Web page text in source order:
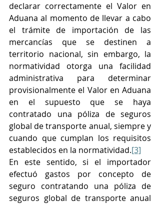
declarar correctamente el Valor en
Aduana al momento de llevar a cabo
el trámite de importación de las
mercancías que se destinen a
territorio nacional, sin embargo, la
normatividad otorga una facilidad
administrativa para determinar
provisionalmente el Valor en Aduana
en el supuesto que se haya
contratado una póliza de seguros
global de transporte anual, siempre y
cuando que cumplan los requisitos
establecidos en la normatividad.[3]
En este sentido, si el importador
efectuó gastos por concepto de
seguro contratando una póliza de
seguros global de transporte anual